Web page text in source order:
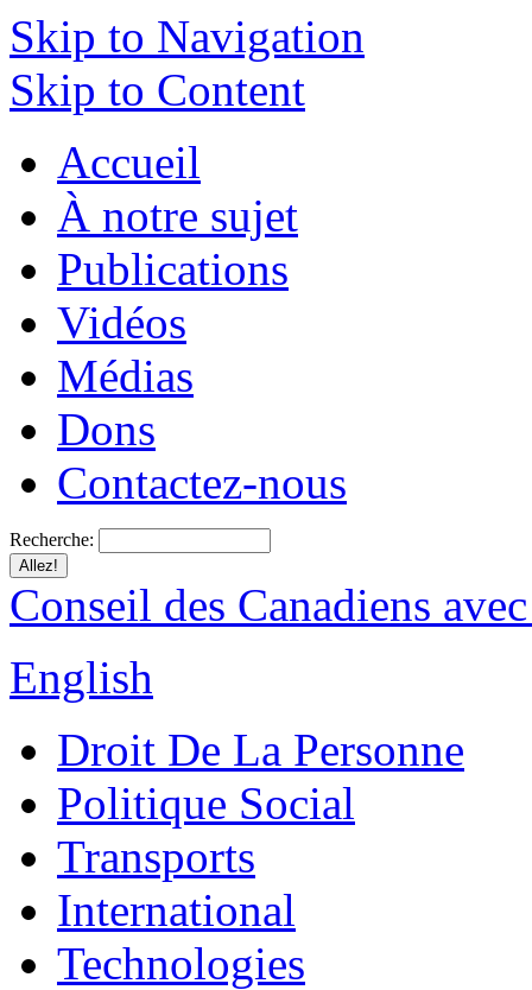
Skip to Navigation
Skip to Content
Accueil
À notre sujet
Publications
Vidéos
Médias
Dons
Contactez-nous
Recherche:
Conseil des Canadiens
English
Droit De La Personne
Politique Social
Transports
International
Technologies